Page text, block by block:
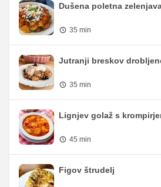
Dušena poletna
35 min
Jutranji breskov
35 min
Lignjev golaž s
45 min
Figov štrudelj